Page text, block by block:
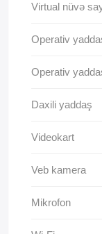
Virtual nüvə
Operativ
Operativ
Daxili yaddaş
Videokart
Veb kamera
Mikrofon